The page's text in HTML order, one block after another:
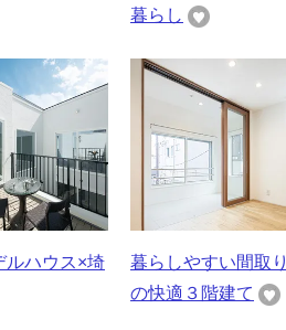
暮らし
ルハウス×埼
暮らしやすい間取り
の快適３階建て